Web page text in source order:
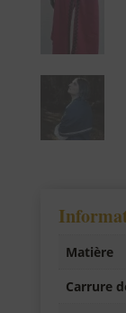
Matière
Carrure